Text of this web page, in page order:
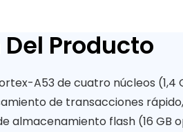
Producto
A53 de cuatro núcleos (1,4
de transacciones
almacenamiento flash (16